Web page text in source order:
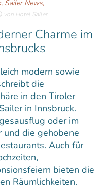
Sailer News,
von Hotel Sailer
Charme im
modern sowie
die
in den Tiroler
in Innsbruck.
oder im
und die gehobene
Auch für
bieten die
Räumlichkeiten.